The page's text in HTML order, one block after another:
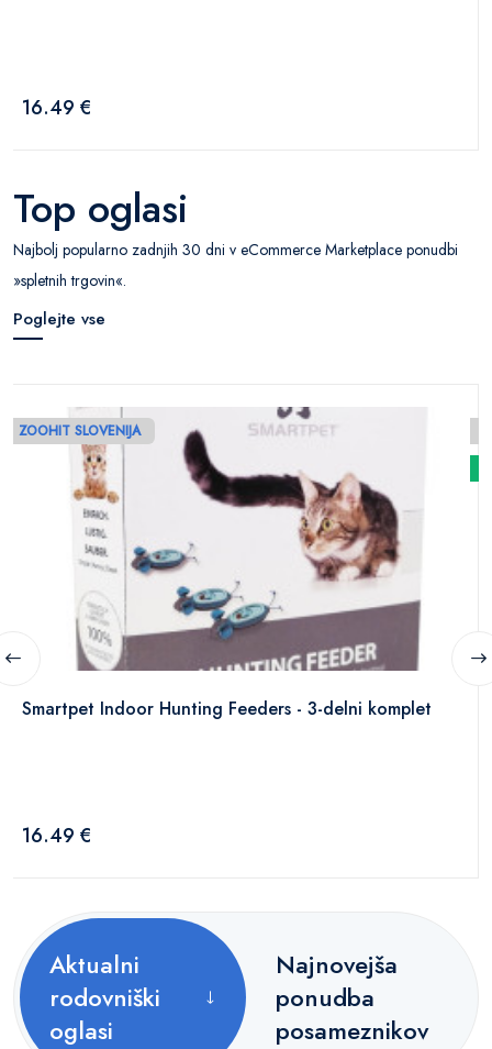
16.49 €
Top oglasi
Najbolj popularno zadnjih 30 dni v eCommerce Marketplace ponudbi
»spletnih trgovin«.
Poglejte vse
ZOOHIT SLOVENIJA
Smartpet Indoor Hunting Feeders - 3-delni komplet
16.49 €
Aktualni
rodovniški
oglasi
Najnovejša
ponudba
posameznikov